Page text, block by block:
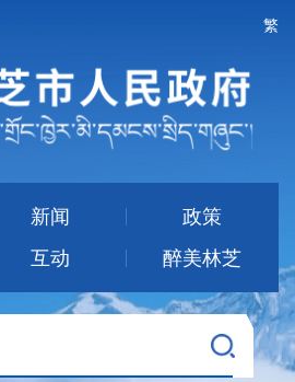
繁
新闻
政策
互动 醉美林芝